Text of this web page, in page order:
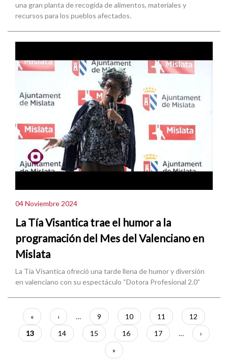
una gran planta de recogida de alimentos, materiales y
recursos para los pueblos afectados.
04 Noviembre 2024
La Tía Visantica trae el humor a la
programación del Mes del Valenciano en
Mislata
La Tía Visantica ofreció una tarde llena de humor y diversión
en valenciano con su espectáculo “Dotora Profesional 2.0”
Paginación
Primera
página
«
Página
anterior
‹ … Página
9 Página
10 Página
11 Página
12
Página
actual
13 Página
14 Página
15 Página
16 Página
17 …
página
›
Última
página
»